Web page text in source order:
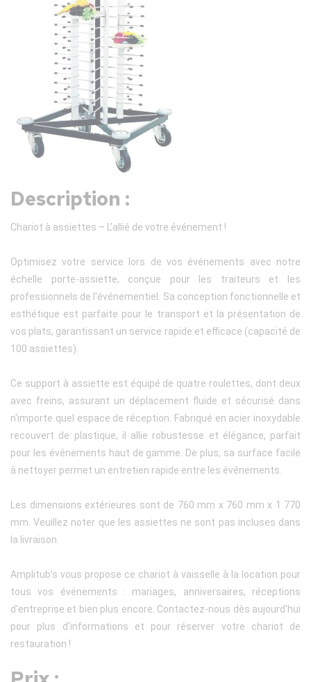
Description :
Chariot à assiettes – L’allié de votre événement !
Optimisez votre service lors de vos événements avec notre
échelle porte-assiette, conçue pour les traiteurs et les
professionnels de l'événementiel. Sa conception fonctionnelle et
esthétique est parfaite pour le transport et la présentation de
vos plats, garantissant un service rapide et efficace (capacité de
100 assiettes).
Ce support à assiette est équipé de quatre roulettes, dont deux
avec freins, assurant un déplacement fluide et sécurisé dans
n'importe quel espace de réception. Fabriqué en acier inoxydable
recouvert de plastique, il allie robustesse et élégance, parfait
pour les événements haut de gamme. De plus, sa surface facile
à nettoyer permet un entretien rapide entre les événements.
Les dimensions extérieures sont de 760 mm x 760 mm x 1 770
mm. Veuillez noter que les assiettes ne sont pas incluses dans
la livraison.
Amplitub’s vous propose ce chariot à vaisselle à la location pour
tous vos événements : mariages, anniversaires, réceptions
d'entreprise et bien plus encore. Contactez-nous dès aujourd'hui
pour plus d'informations et pour réserver votre chariot de
restauration !